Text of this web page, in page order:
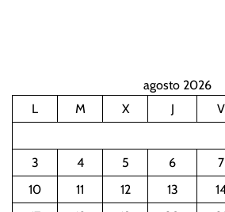
agosto 2026
L
M X J V
3
4 5 6 7
10
11 12 13